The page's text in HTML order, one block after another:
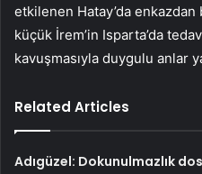
etkilenen Hatay’da
küçük İrem’in Isparta’da
kavuşmasıyla duygulu anlar
Related Articles
Adıgüzel: Dokunulmazlık